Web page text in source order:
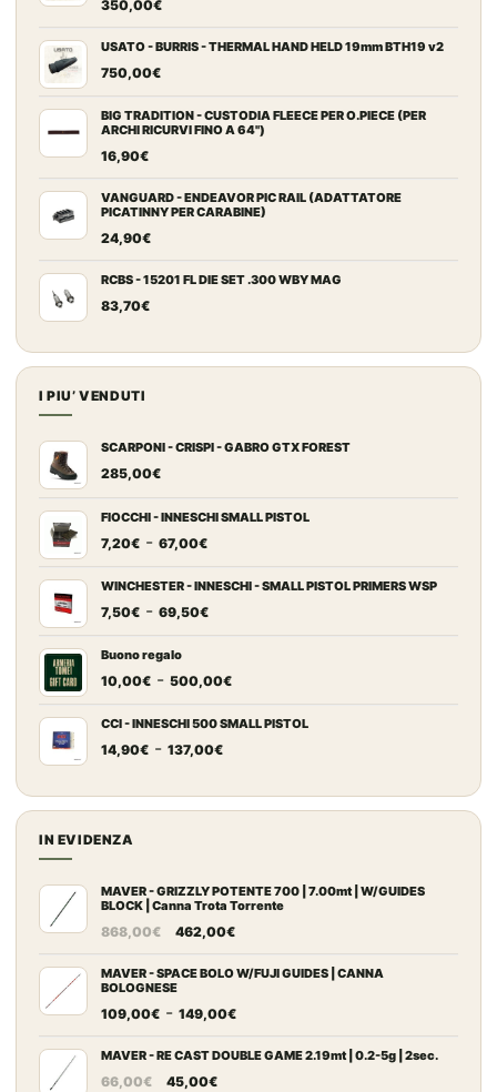
350,00€
USATO - BURRIS - THERMAL HAND HELD 19mm BTH19 v2
750,00€
BIG TRADITION - CUSTODIA FLEECE PER O.PIECE (PER
ARCHI RICURVI FINO A 64")
16,90€
VANGUARD - ENDEAVOR PIC RAIL (ADATTATORE
PICATINNY PER CARABINE)
24,90€
RCBS - 15201 FL DIE SET .300 WBY MAG
83,70€
I PIU’ VENDUTI
SCARPONI - CRISPI - GABRO GTX FOREST
285,00€
FIOCCHI - INNESCHI SMALL PISTOL
7,20€ - 67,00€Fascia
prezzo:
da
67,00€
WINCHESTER - INNESCHI - SMALL PISTOL PRIMERS WSP
7,50€ - 69,50€Fascia
da
a
69,50€
Buono regalo
10,00€ - 500,00€Fascia
prezzo:
a
500,00€
CCI - INNESCHI 500 SMALL PISTOL
14,90€ - 137,00€Fascia
prezzo:
da
137,00€
IN EVIDENZA
MAVER - GRIZZLY POTENTE 700 | 7.00mt | W/GUIDES
BLOCK | Canna Trota Torrente
868,00€
Il
originale
era:
868,00€.
462,00€Il
attuale
462,00€.
MAVER - SPACE BOLO W/FUJI GUIDES | CANNA
BOLOGNESE
109,00€ - 149,00€Fascia
prezzo:
MAVER - RE CAST DOUBLE GAME 2.19mt | 0.2-5g | 2sec.
66,00€
Il
45,00€Il